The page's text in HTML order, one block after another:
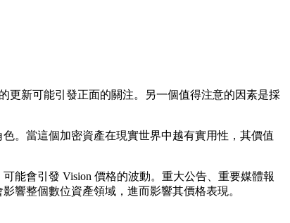
更新可能引發正面的關注。另一個值得注意的因素是採
。當這個加密資產在現實世界中越有實用性，其價值
能會引發 Vision 價格的波動。重大公告、重要媒體報
響整個數位資產領域，進而影響其價格表現。